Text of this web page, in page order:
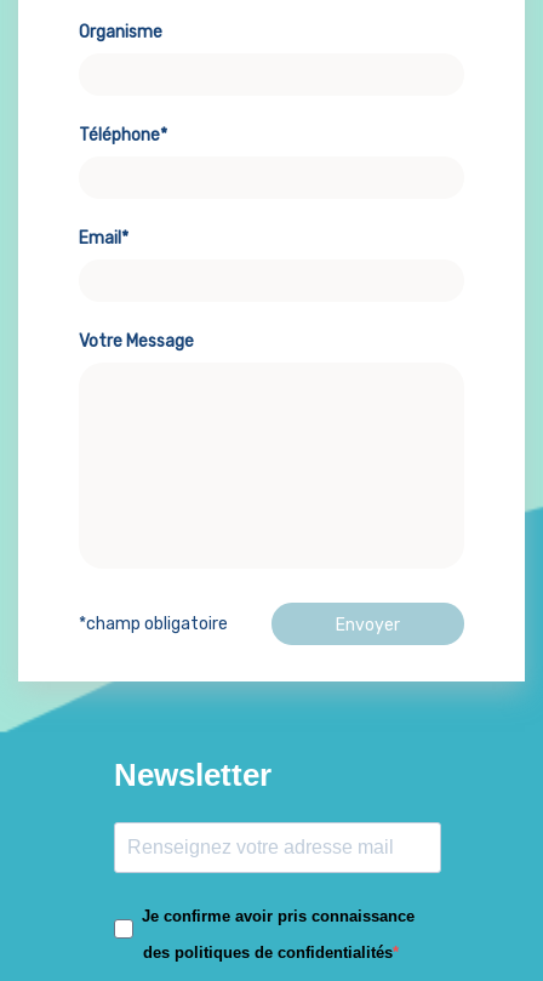
Newsletter
Je confirme avoir pris connaissance
des politiques de confidentialités
Organisme
Téléphone*
Email*
Votre Message
*champ obligatoire